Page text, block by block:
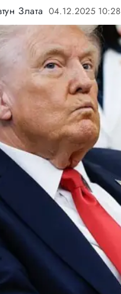
Злата 04.12.2025 10:28